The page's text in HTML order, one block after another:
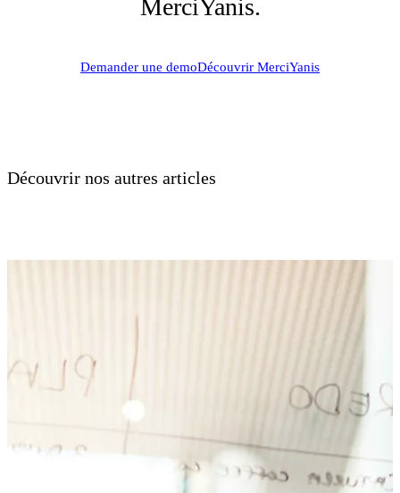
MerciYanis.
Demander une demoDécouvrir MerciYanis
Découvrir nos autres articles